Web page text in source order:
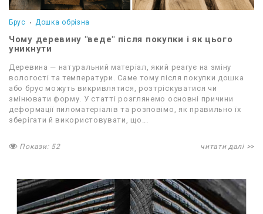
Брус Дошка обрізна
Чому деревину "веде" після покупки і як цього
уникнути
Деревина — натуральний матеріал, який реагує на зміну
вологості та температури. Саме тому після покупки дошка
або брус можуть викривлятися, розтріскуватися чи
змінювати форму. У статті розглянемо основні причини
деформації пиломатеріалів та розповімо, як правильно їх
зберігати й використовувати, що...
Покази: 52 читати далі >>